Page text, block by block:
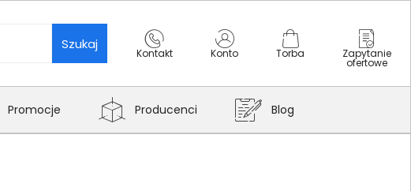
Szukaj
Kontakt Konto Torba Zapytanie
ofertowe
Promocje Producenci Blog